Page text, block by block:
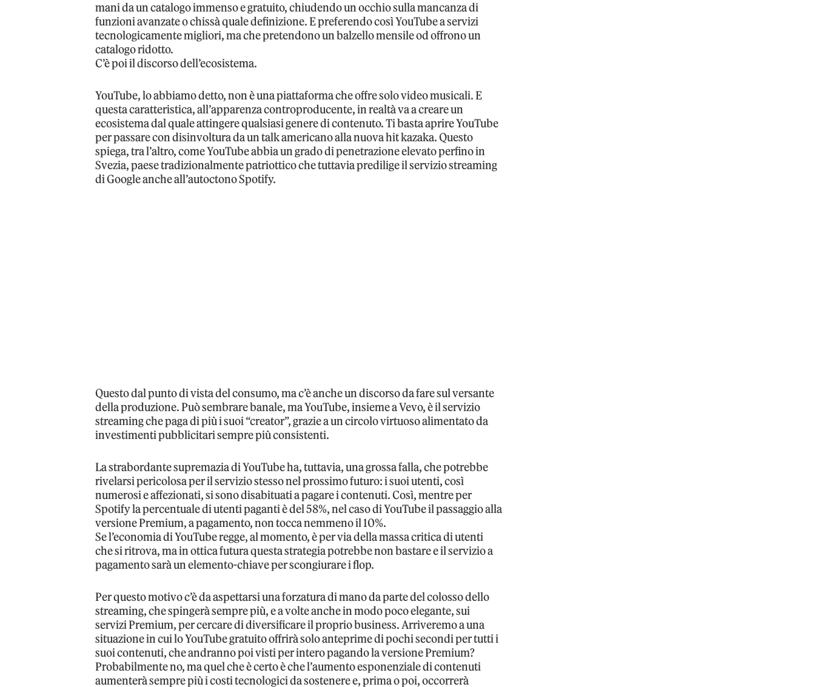
mani da un catalogo immenso e gratuito, chiudendo un occhio sulla mancanza di
funzioni avanzate o chissà quale definizione. E preferendo così YouTube a servizi
tecnologicamente migliori, ma che pretendono un balzello mensile od offrono un
catalogo ridotto.
C’è poi il discorso dell’ecosistema.
YouTube, lo abbiamo detto, non è una piattaforma che offre solo video musicali. E
questa caratteristica, all’apparenza controproducente, in realtà va a creare un
ecosistema dal quale attingere qualsiasi genere di contenuto. Ti basta aprire YouTube
per passare con disinvoltura da un talk americano alla nuova hit kazaka. Questo
spiega, tra l’altro, come YouTube abbia un grado di penetrazione elevato perfino in
Svezia, paese tradizionalmente patriottico che tuttavia predilige il servizio streaming
di Google anche all’autoctono Spotify.
Questo dal punto di vista del consumo, ma c’è anche un discorso da fare sul versante
della produzione. Può sembrare banale, ma YouTube, insieme a Vevo, è il servizio
streaming che paga di più i suoi “creator”, grazie a un circolo virtuoso alimentato da
investimenti pubblicitari sempre più consistenti.
La strabordante supremazia di YouTube ha, tuttavia, una grossa falla, che potrebbe
rivelarsi pericolosa per il servizio stesso nel prossimo futuro: i suoi utenti, così
numerosi e affezionati, si sono disabituati a pagare i contenuti. Così, mentre per
Spotify la percentuale di utenti paganti è del 58%, nel caso di YouTube il passaggio alla
versione Premium, a pagamento, non tocca nemmeno il 10%.
Se l’economia di YouTube regge, al momento, è per via della massa critica di utenti
che si ritrova, ma in ottica futura questa strategia potrebbe non bastare e il servizio a
pagamento sarà un elemento-chiave per scongiurare i flop.
Per questo motivo c’è da aspettarsi una forzatura di mano da parte del colosso dello
streaming, che spingerà sempre più, e a volte anche in modo poco elegante, sui
servizi Premium, per cercare di diversificare il proprio business. Arriveremo a una
situazione in cui lo YouTube gratuito offrirà solo anteprime di pochi secondi per tutti i
suoi contenuti, che andranno poi visti per intero pagando la versione Premium?
Probabilmente no, ma quel che è certo è che l’aumento esponenziale di contenuti
aumenterà sempre più i costi tecnologici da sostenere e, prima o poi, occorrerà